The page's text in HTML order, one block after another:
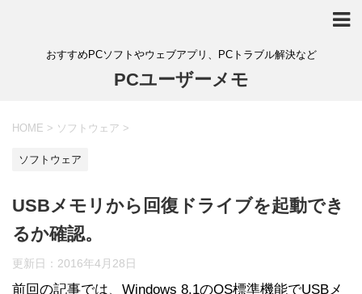
おすすめPCソフトやウェブアプリ、PCトラブル解決など
PCユーザーメモ
HOME > ソフトウェア >
ソフトウェア
USBメモリから回復ドライブを起動でき
るか確認。
更新日： 2016年4月28日
前回の記事では、Windows 8.1のOS標準機能でUSBメ